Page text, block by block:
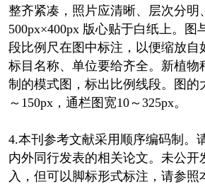
整齐紧凑，照片应清晰、层次分明
500px×400px 版心贴于白纸上。图
段比例尺在图中标注，以便缩放自
标目名称、单位要给齐全。新植物
制的模式图，标出比例线段。图的
～150px，通栏图宽10～325px。
4.本刊参考文献采用顺序编码制。
内外同行发表的相关论文。未公开
入，但可以脚标形式标注，请参照